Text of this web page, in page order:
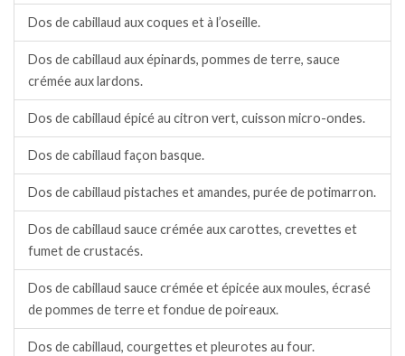
Dos de cabillaud aux coques et à l’oseille.
Dos de cabillaud aux épinards, pommes de terre, sauce
crémée aux lardons.
Dos de cabillaud épicé au citron vert, cuisson micro-ondes.
Dos de cabillaud façon basque.
Dos de cabillaud pistaches et amandes, purée de potimarron.
Dos de cabillaud sauce crémée aux carottes, crevettes et
fumet de crustacés.
Dos de cabillaud sauce crémée et épicée aux moules, écrasé
de pommes de terre et fondue de poireaux.
Dos de cabillaud, courgettes et pleurotes au four.